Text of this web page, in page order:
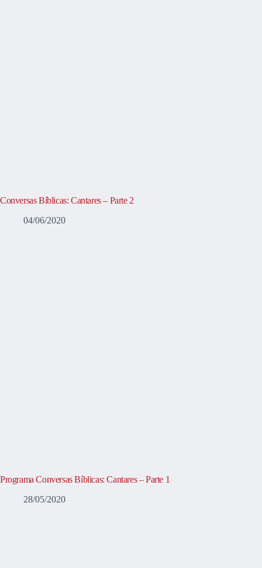
Conversas Bíblicas: Cantares – Parte 2
04/06/2020
Programa Conversas Bíblicas: Cantares – Parte 1
28/05/2020